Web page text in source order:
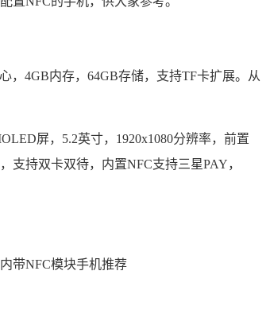
，4GB内存，64GB存储，支持TF卡扩展。从
屏，5.2英寸，1920x1080分辨率，前置
支持双卡双待，内置NFC支持三星PAY，